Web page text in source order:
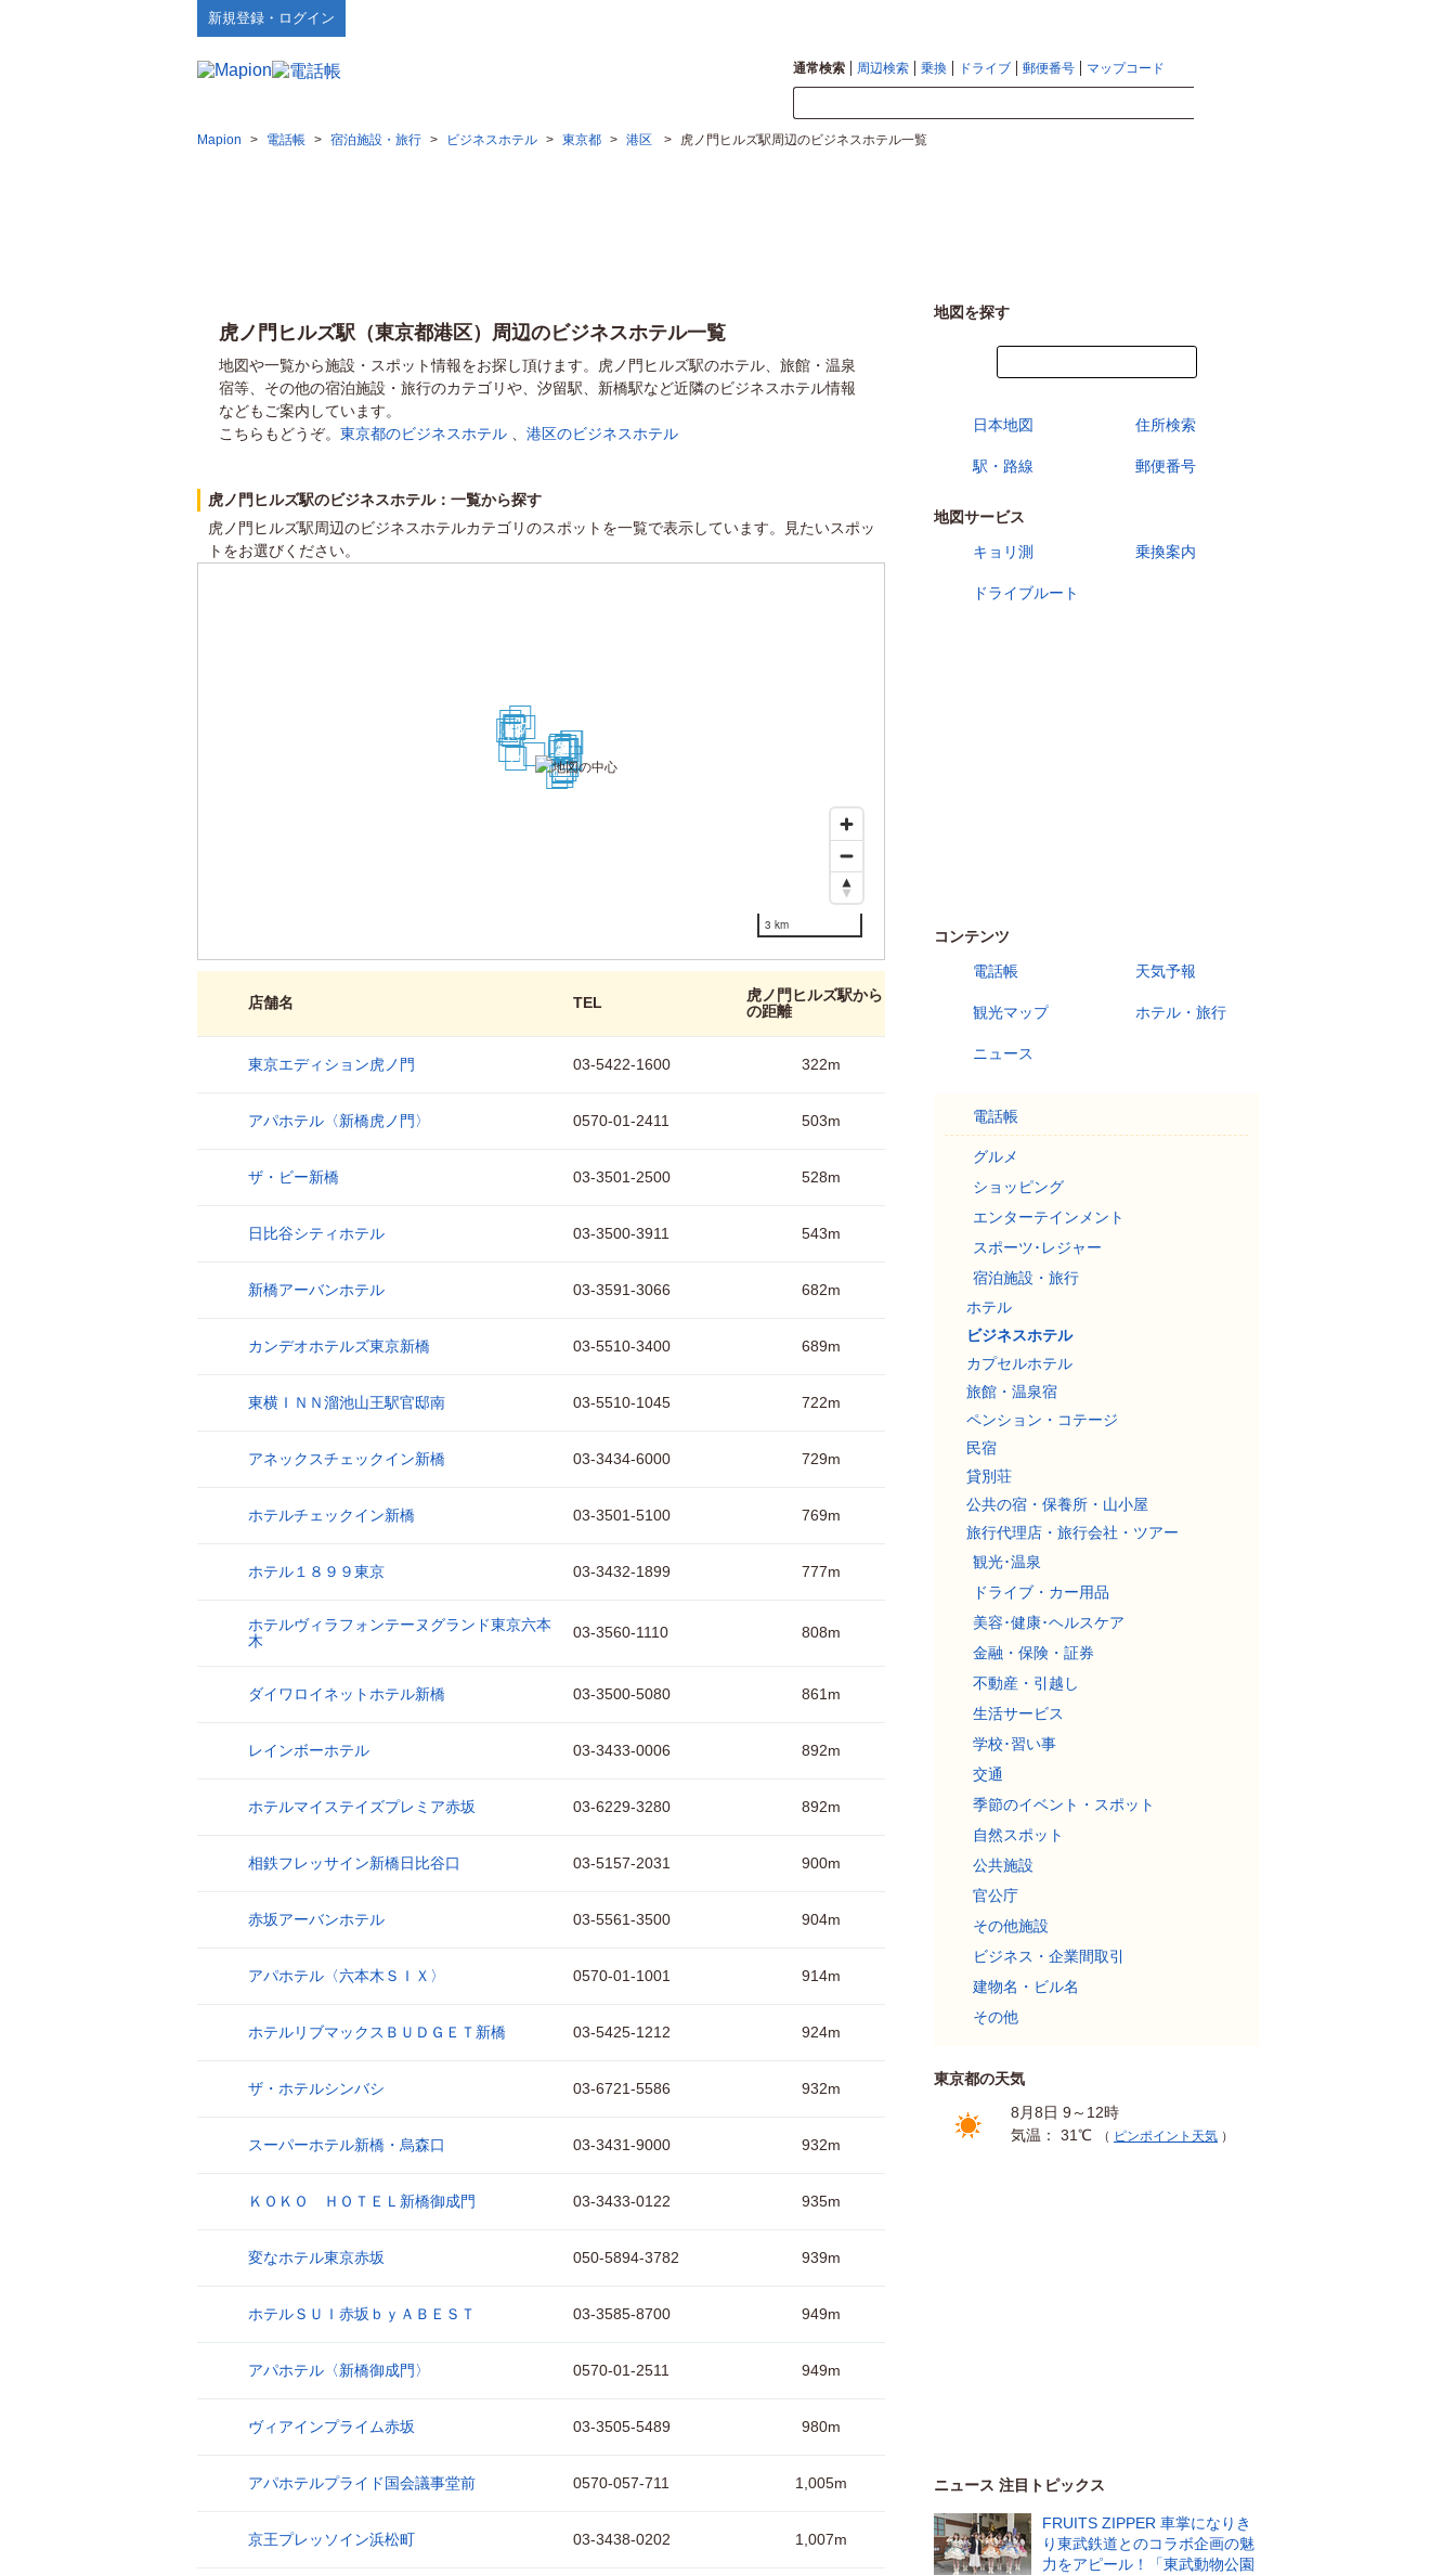
新規登録・ログイン
通常検索 周辺検索 乗換 ドライブ 郵便番号 マップコード
Mapion > 電話帳 > 宿泊施設・旅行 > ビジネスホテル > 東京都 > 港区 > 虎ノ門ヒルズ駅周辺のビジネスホテル一覧
虎ノ門ヒルズ駅（東京都港区）周辺のビジネスホテル一覧
地図や一覧から施設・スポット情報をお探し頂けます。虎ノ門ヒルズ駅のホテル、旅館・温泉
宿等、その他の宿泊施設・旅行のカテゴリや、汐留駅、新橋駅など近隣のビジネスホテル情報
などもご案内しています。
こちらもどうぞ。 東京都のビジネスホテル 港区のビジネスホテル
虎ノ門ヒルズ駅のビジネスホテル：一覧から探す
虎ノ門ヒルズ駅周辺のビジネスホテルカテゴリのスポットを一覧で表示しています。見たいスポッ
トをお選びください。
1 2
3
45
6
7
8
9
10
11
12
13
14 15
16
17
18
19
20
21
22
23
24
2526
27
28
29
30
3 km
店舗名 TEL
虎ノ門ヒルズ駅から
の距離
東京エディション虎ノ門 03-5422-1600 322m
アパホテル〈新橋虎ノ門〉 0570-01-2411 503m
ザ・ビー新橋 03-3501-2500 528m
日比谷シティホテル 03-3500-3911 543m
新橋アーバンホテル 03-3591-3066 682m
カンデオホテルズ東京新橋 03-5510-3400 689m
東横ＩＮＮ溜池山王駅官邸南 03-5510-1045 722m
アネックスチェックイン新橋 03-3434-6000 729m
ホテルチェックイン新橋 03-3501-5100 769m
ホテル１８９９東京 03-3432-1899 777m
ホテルヴィラフォンテーヌグランド東京六本
木
03-3560-1110 808m
ダイワロイネットホテル新橋 03-3500-5080 861m
レインボーホテル 03-3433-0006 892m
ホテルマイステイズプレミア赤坂 03-6229-3280 892m
相鉄フレッサイン新橋日比谷口 03-5157-2031 900m
赤坂アーバンホテル 03-5561-3500 904m
アパホテル〈六本木ＳＩＸ〉 0570-01-1001 914m
ホテルリブマックスＢＵＤＧＥＴ新橋 03-5425-1212 924m
ザ・ホテルシンバシ 03-6721-5586 932m
スーパーホテル新橋・烏森口 03-3431-9000 932m
ＫＯＫＯ ＨＯＴＥＬ新橋御成門 03-3433-0122 935m
変なホテル東京赤坂 050-5894-3782 939m
ホテルＳＵＩ赤坂ｂｙＡＢＥＳＴ 03-3585-8700 949m
アパホテル〈新橋御成門〉 0570-01-2511 949m
ヴィアインプライム赤坂 03-3505-5489 980m
アパホテルプライド国会議事堂前 0570-057-711 1,005m
京王プレッソイン浜松町 03-3438-0202 1,007m
地図を探す
日本地図 住所検索
駅・路線 郵便番号
地図サービス
キョリ測
乗換案内
ドライブルート
コンテンツ
電話帳
天気予報
観光マップ ホテル・旅行
ニュース
電話帳
グルメ
ショッピング
エンターテインメント
スポーツ･レジャー
宿泊施設・旅行
ホテル
ビジネスホテル
カプセルホテル
旅館・温泉宿
ペンション・コテージ
民宿
貸別荘
公共の宿・保養所・山小屋
旅行代理店・旅行会社・ツアー
観光･温泉
ドライブ・カー用品
美容･健康･ヘルスケア
金融・保険・証券
不動産・引越し
生活サービス
学校･習い事
交通
季節のイベント・スポット
自然スポット
公共施設
官公庁
その他施設
ビジネス・企業間取引
建物名・ビル名
その他
東京都の天気
8月8日 9～12時
気温： 31℃
（ ピンポイント天気 ）
ニュース 注目トピックス
FRUITS ZIPPER 車掌になりき
り東武鉄道とのコラボ企画の魅
力をアピール！「東武動物公園